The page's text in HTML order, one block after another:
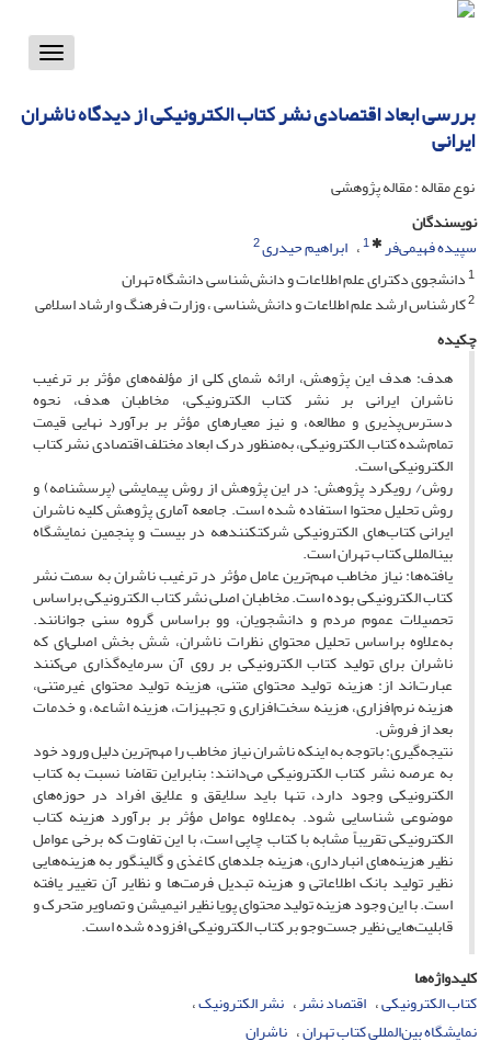
Toggle
بررسی ابعاد اقتصادی نشر کتاب الکترونیکی از دیدگاه ناشران
ایرانی
نوع مقاله : مقاله پژوهشی
نویسندگان
سپیده فهیمی‌فر
1 ابراهیم حیدری2
1دانشجوی دکترای علم اطلاعات و دانش‌شناسی دانشگاه تهران
2کارشناس ارشد علم اطلاعات و دانش‌شناسی ، وزارت فرهنگ و ارشاد اسلامی
چکیده
هدف: هدف این پژوهش، ارائه‌ شمای کلی از مؤلفه‌های مؤثر بر ترغیب
ناشران ایرانی بر نشر کتاب الکترونیکی، مخاطبان هدف، نحوه‌
دسترس‌پذیری و مطالعه، و نیز معیارهای مؤثر بر برآورد نهایی قیمت
تمام‌شده‌ کتاب الکترونیکی، به‌منظور درک ابعاد مختلف اقتصادی نشر کتاب
الکترونیکی است.
روش/ رویکرد پژوهش: در این پژوهش از روش پیمایشی (پرسشنامه) و
روش تحلیل محتوا استفاده شده است. جامعه آماری پژوهش کلیه ناشران
ایرانی کتاب‌های الکترونیکی شرکت­کنندهه در بیست و پنجمین نمایشگاه
بین­المللی کتاب تهران است.
یافته‌ها: نیاز مخاطب مهم‌ترین عامل مؤثر در ترغیب ناشران به سمت نشر
کتاب الکترونیکی بوده است. مخاطبان اصلی نشر کتاب الکترونیکی براساس
تحصیلات عموم مردم و دانشجویان، وو براساس گروه سنی جوانانند.
به‌علاوه براساس تحلیل محتوای نظرات ناشران، شش بخش اصلی‌ای که
ناشران برای تولید کتاب الکترونیکی بر روی آن سرمایه‌گذاری می‌کنند
عبارت‌اند از: هزینه تولید محتوای متنی، هزینه تولید محتوای غیرمتنی،
هزینه نرم‌افزاری، هزینه سخت‌افزاری و تجهیزات، هزینه اشاعه، و خدمات
بعد از فروش.
نتیجه‌گیری: باتوجه به اینکه ناشران نیاز مخاطب را مهم‌ترین دلیل ورود خود
به عرصه نشر کتاب الکترونیکی می‌دانند؛ بنابراین تقاضا نسبت به کتاب
الکترونیکی وجود دارد، تنها باید سلایقق و علایق افراد در حوزه‌های
موضوعی شناسایی شود. به‌علاوه عوامل مؤثر بر برآورد هزینه کتاب
الکترونیکی تقریباً مشابه با کتاب چاپی است، با این تفاوت که برخی عوامل
نظیر هزینه‌های انبارداری، هزینه جلدهای کاغذی و گالینگور به هزینه‌هایی
نظیر تولید بانک اطلاعاتی و هزینه تبدیل فرمت‌ها و نظایر آن تغییر یافته
است. با این وجود هزینه تولید محتوای پویا نظیر انیمیشن و تصاویر متحرک و
قابلیت‌هایی نظیر جست‌وجو بر کتاب الکترونیکی افزوده شده است.
کلیدواژه‌ها
کتاب الکترونیکی اقتصاد نشر نشر الکترونیک
نمایشگاه بین‌المللی کتاب تهران ناشران